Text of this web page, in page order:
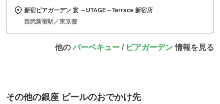
新宿ビアガーデン 宴 ～UTAGE～Terrace 新宿店
西武新宿駅／東京都
他のバーベキュー/ ビアガーデン情報を見る
その他の銀座 ビールのおでかけ先